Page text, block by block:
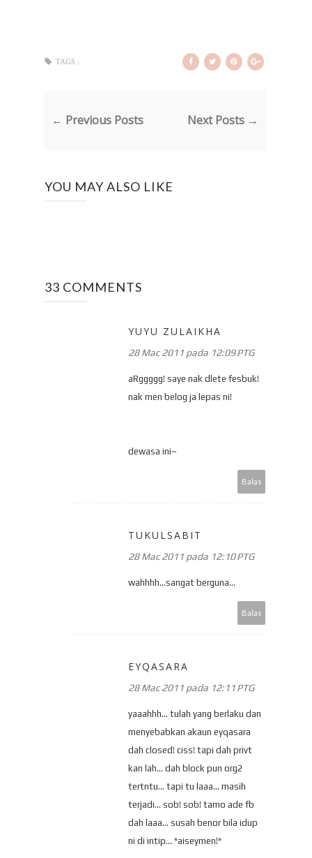
TAGS :
← Previous Posts Next Posts →
YOU MAY ALSO LIKE
33 COMMENTS
YUYU ZULAIKHA
28 Mac 2011 pada 12:09 PTG
aRggggg! saye nak dlete fesbuk!
nak men belog ja lepas ni!
dewasa ini~
Balas
TUKULSABIT
28 Mac 2011 pada 12:10 PTG
wahhhh...sangat berguna...
Balas
EYQASARA
28 Mac 2011 pada 12:11 PTG
yaaahhh... tulah yang berlaku dan
menyebabkan akaun eyqasara
dah closed! ciss! tapi dah privt
kan lah... dah block pun org2
tertntu... tapi tu laaa... masih
terjadi... sob! sob! tamo ade fb
dah laaa... susah benor bila idup
ni di intip... *aiseymen!*